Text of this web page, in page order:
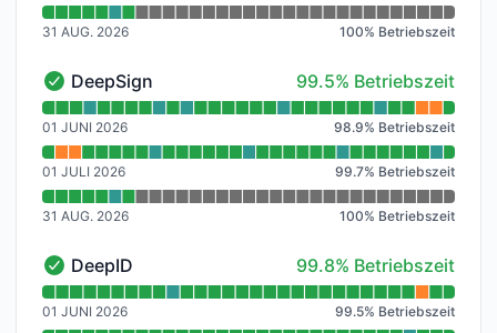
31 AUG. 2026 100% Betriebszeit
DeepSign - Funktionsfähig
DeepSign 100% - Betriebszeit
99.5% Betriebszeit
Verfügbarkeitsdiagramm lesen für DeepSign
01 JUNI 2026 98.9% Betriebszeit
01 JULI 2026 99.7% Betriebszeit
31 AUG. 2026 100% Betriebszeit
DeepID - Funktionsfähig
DeepID 100% - Betriebszeit
99.8% Betriebszeit
Verfügbarkeitsdiagramm lesen für DeepID
01 JUNI 2026 99.5% Betriebszeit